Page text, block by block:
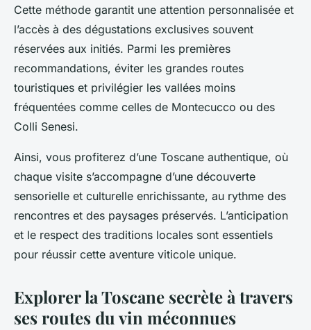
Cette méthode garantit une attention personnalisée et
l’accès à des dégustations exclusives souvent
réservées aux initiés. Parmi les premières
recommandations, éviter les grandes routes
touristiques et privilégier les vallées moins
fréquentées comme celles de Montecucco ou des
Colli Senesi.
Ainsi, vous profiterez d’une Toscane authentique, où
chaque visite s’accompagne d’une découverte
sensorielle et culturelle enrichissante, au rythme des
rencontres et des paysages préservés. L’anticipation
et le respect des traditions locales sont essentiels
pour réussir cette aventure viticole unique.
Explorer la Toscane secrète à travers
ses routes du vin méconnues